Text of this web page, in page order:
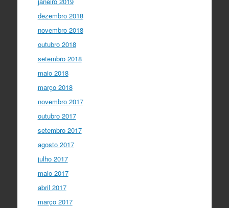
dezembro 2018
novembro 2018
outubro 2018
setembro 2018
maio 2018
março 2018
novembro 2017
outubro 2017
setembro 2017
agosto 2017
julho 2017
maio 2017
abril 2017
março 2017